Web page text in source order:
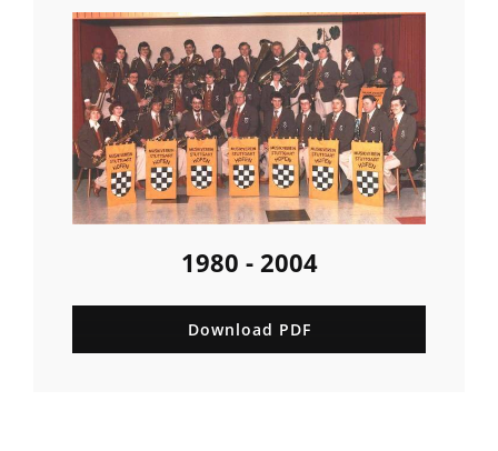
1980 - 2004
Download PDF